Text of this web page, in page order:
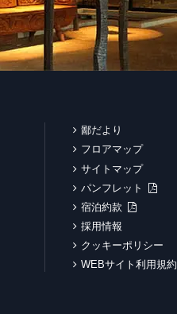
鄙だより
フロアマップ
サイトマップ
パンフレット
宿泊約款
採用情報
クッキーポリシー
WEBサイト利用規約